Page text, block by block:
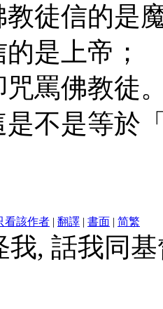
徒信的是
是上帝；
罵佛教徒
不是等於
看該作者 | 翻譯 | 書面 | 简繁
我, 話我同